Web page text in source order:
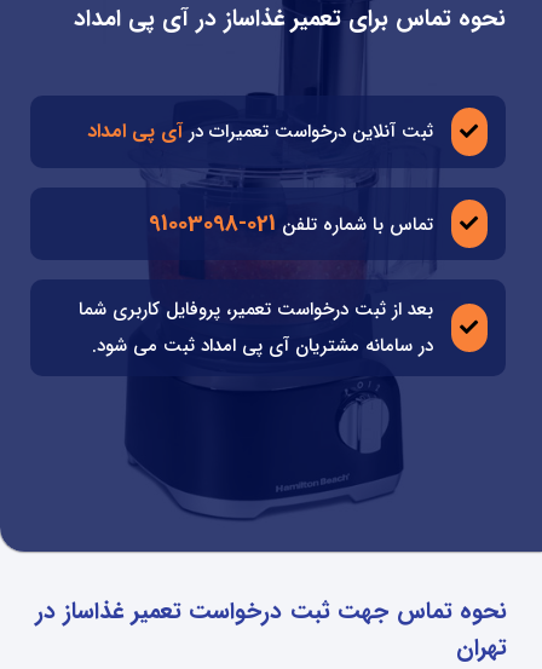
نحوه تماس جهت ثبت درخواست تعمیر غذاساز در
تهران
نحوه تماس برای تعمیر غذاساز در آی پی امداد
ثبت آنلاین درخواست تعمیرات درآی پی امداد
تماس با شماره تلفن 021-91003098
بعد از ثبت درخواست تعمیر، پروفایل کاربری شما
در سامانه مشتریان آی پی امداد ثبت می شود.